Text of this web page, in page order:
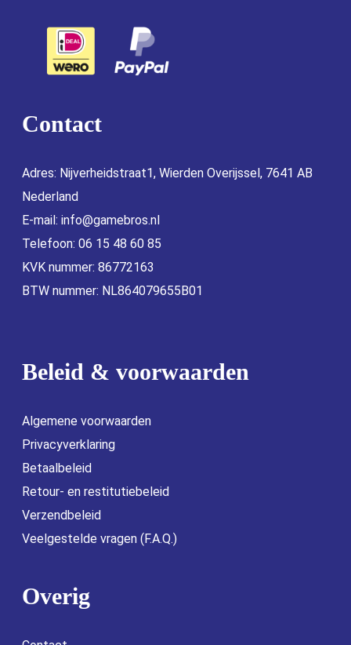
Contact
Adres: Nijverheidstraat1, Wierden Overijssel, 7641 AB
Nederland
E-mail: info@gamebros.nl
Telefoon: 06 15 48 60 85
KVK nummer: 86772163
BTW nummer: NL864079655B01
Beleid & voorwaarden
Algemene voorwaarden
Privacyverklaring
Betaalbeleid
Retour- en restitutiebeleid
Verzendbeleid
Veelgestelde vragen (F.A.Q.)
Overig